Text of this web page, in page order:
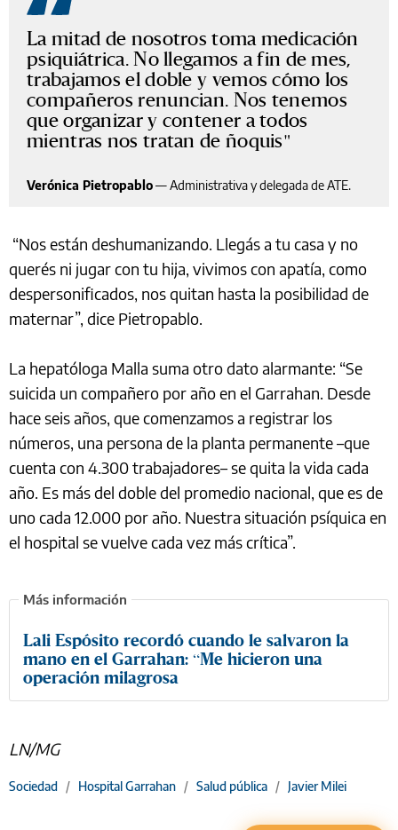
La mitad de nosotros toma medicación
psiquiátrica. No llegamos a fin de mes,
trabajamos el doble y vemos cómo los
compañeros renuncian. Nos tenemos
que organizar y contener a todos
mientras nos tratan de ñoquis
Verónica Pietropablo—Administrativa y delegada de ATE.
“Nos están deshumanizando. Llegás a tu casa y no
querés ni jugar con tu hija, vivimos con apatía, como
despersonificados, nos quitan hasta la posibilidad de
maternar”, dice Pietropablo.
La hepatóloga Malla suma otro dato alarmante: “Se
suicida un compañero por año en el Garrahan. Desde
hace seis años, que comenzamos a registrar los
números, una persona de la planta permanente –que
cuenta con 4.300 trabajadores– se quita la vida cada
año. Es más del doble del promedio nacional, que es de
uno cada 12.000 por año. Nuestra situación psíquica en
el hospital se vuelve cada vez más crítica”.
Lali Espósito recordó cuando le salvaron la
mano en el Garrahan: “Me hicieron una
operación milagrosa
LN/MG
Sociedad / Hospital Garrahan / Salud pública / Javier Milei